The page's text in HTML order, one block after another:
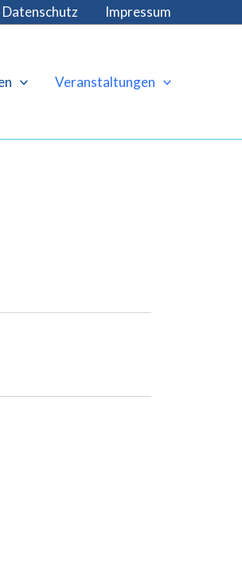
Datenschutz Impressum
Veranstaltungen